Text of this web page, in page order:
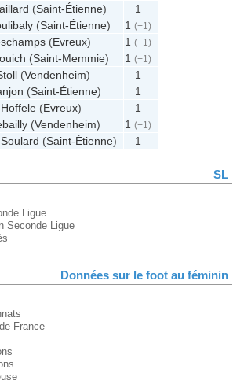
(Saint-Étienne)
1
(Saint-Étienne) 1(+1)
(Evreux) 1(+1)
(Saint-Memmie) 1(+1)
(Vendenheim)
1
(Saint-Étienne)
1
(Evreux)
1
(Vendenheim) 1(+1)
(Saint-Étienne) 1
SL
Ligue
Seconde Ligue
Données sur le foot au féminin
France